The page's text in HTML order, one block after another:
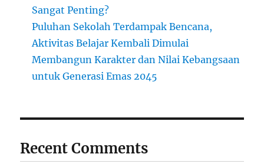
Sangat Penting?
Puluhan Sekolah Terdampak Bencana,
Aktivitas Belajar Kembali Dimulai
Membangun Karakter dan Nilai Kebangsaan
untuk Generasi Emas 2045
Recent Comments